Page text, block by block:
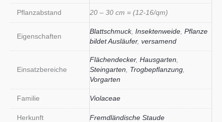
Pflanzabstand 20 – 30 cm = (12-16/qm)
Eigenschaften
Blattschmuck, Insektenweide Pflanze
bildet Ausläufer, versamend
Einsatzbereiche
Flächendecker, Hausgarten
Steingarten
Trogbepflanzung
Vorgarten
Familie Violaceae
Herkunft Fremdländische Staude